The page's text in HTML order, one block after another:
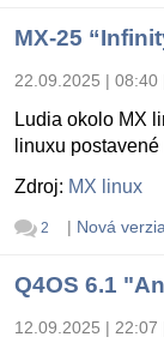
MX-25
22.09.2025 | 08:40
Ludia okolo MX
linuxu
Zdroj: MX linux
2 | Nová verzia
Q4OS 6.1
12.09.2025 | 22:07